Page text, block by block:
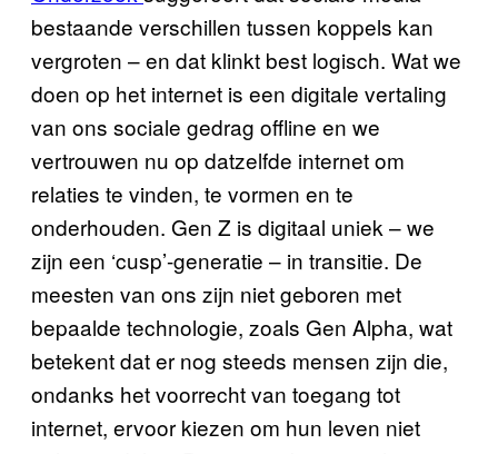
bestaande verschillen tussen koppels kan
vergroten – en dat klinkt best logisch. Wat we
doen op het internet is een digitale vertaling
van ons sociale gedrag offline en we
vertrouwen nu op datzelfde internet om
relaties te vinden, te vormen en te
onderhouden. Gen Z is digitaal uniek – we
zijn een ‘cusp’-generatie – in transitie. De
meesten van ons zijn niet geboren met
bepaalde technologie, zoals Gen Alpha, wat
betekent dat er nog steeds mensen zijn die,
ondanks het voorrecht van toegang tot
internet, ervoor kiezen om hun leven niet